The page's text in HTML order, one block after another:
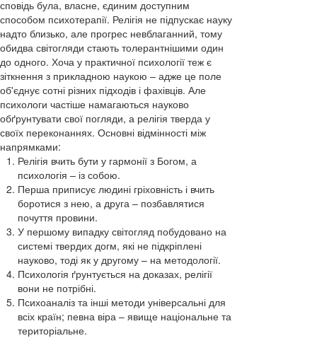
сповідь була, власне, єдиним доступним
способом психотерапії. Релігія не підпускає науку
надто близько, але прогрес невблаганний, тому
обидва світогляди стають толерантнішими один
до одного. Хоча у практичної психології теж є
зіткнення з прикладною наукою – адже це поле
об'єднує сотні різних підходів і фахівців. Але
психологи частіше намагаються науково
обґрунтувати свої погляди, а релігія тверда у
своїх переконаннях. Основні відмінності між
напрямками:
Релігія вчить бути у гармонії з Богом, а
психологія – із собою.
Перша приписує людині гріховність і вчить
боротися з нею, а друга – позбавлятися
почуття провини.
У першому випадку світогляд побудовано на
системі твердих догм, які не підкріплені
науково, тоді як у другому – на методології.
Психологія ґрунтується на доказах, релігії
вони не потрібні.
Психоаналіз та інші методи універсальні для
всіх країн; певна віра – явище національне та
територіальне.